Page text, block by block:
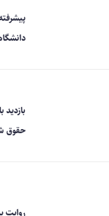
حقوق
روایت